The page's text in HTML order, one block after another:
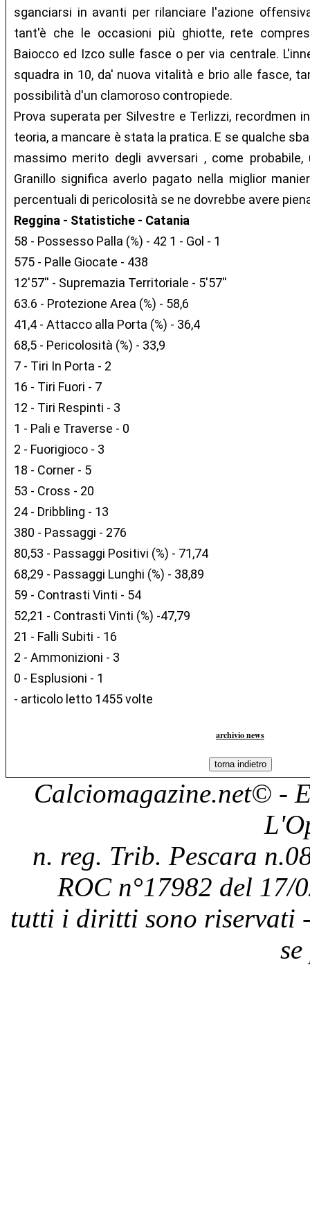
sganciarsi in avanti per rilanciare l'azione
tant'è che le occasioni più ghiotte, rete
Baiocco ed Izco sulle fasce o per via centrale.
squadra in 10, da' nuova vitalità e brio alle fasce,
possibilità d'un clamoroso contropiede.
Prova superata per Silvestre e Terlizzi, recordmen
teoria, a mancare è stata la pratica. E se qualche
massimo merito degli avversari , come
Granillo significa averlo pagato nella miglior
percentuali di pericolosità se ne dovrebbe avere
Reggina - Statistiche - Catania
58 - Possesso Palla (%) - 42 1 - Gol - 1
575 - Palle Giocate - 438
12'57'' - Supremazia Territoriale - 5'57''
63.6 - Protezione Area (%) - 58,6
41,4 - Attacco alla Porta (%) - 36,4
68,5 - Pericolosità (%) - 33,9
7 - Tiri In Porta - 2
16 - Tiri Fuori - 7
12 - Tiri Respinti - 3
1 - Pali e Traverse - 0
2 - Fuorigioco - 3
18 - Corner - 5
53 - Cross - 20
24 - Dribbling - 13
380 - Passaggi - 276
80,53 - Passaggi Positivi (%) - 71,74
68,29 - Passaggi Lunghi (%) - 38,89
59 - Contrasti Vinti - 54
52,21 - Contrasti Vinti (%) -47,79
21 - Falli Subiti - 16
2 - Ammonizioni - 3
0 - Esplusioni - 1
- articolo letto 1455 volte
archivio news
Calciomagazine.net© -
n. reg. Trib. Pescara
ROC n°17982 del 17/
tutti i diritti sono riservati